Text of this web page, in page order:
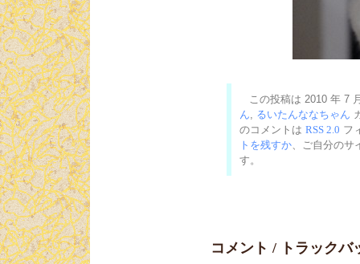
この投稿は 2010 年 7
ん, るいたんななちゃん
のコメントは RSS 2.0 フ
トを残すか、ご自分のサ
す。
コメント / トラックバ